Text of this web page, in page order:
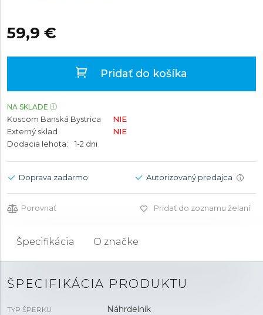
59,9 €
Pridať do košíka
NA SKLADE
Koscom Banská Bystrica
NIE
Externý sklad
NIE
Dodacia lehota:
1-2 dni
Doprava zadarmo Autorizovaný predajca i
Porovnať Pridať do zoznamu želaní
Špecifikácia O značke
ŠPECIFIKÁCIA PRODUKTU
TYP ŠPERKU Náhrdelník